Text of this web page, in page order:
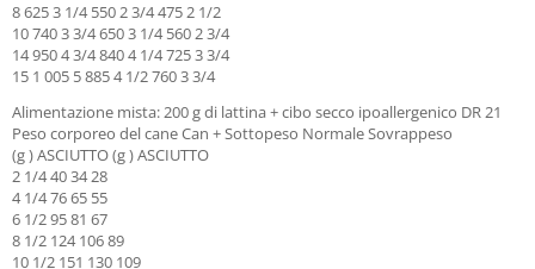
8 625 3 1/4 550 2 3/4 475 2 1/2
10 740 3 3/4 650 3 1/4 560 2 3/4
14 950 4 3/4 840 4 1/4 725 3 3/4
15 1 005 5 885 4 1/2 760 3 3/4
Alimentazione mista: 200 g di lattina + cibo secco ipoallergenico DR 21
Peso corporeo del cane Can + Sottopeso Normale Sovrappeso
(g ) ASCIUTTO (g ) ASCIUTTO
2 1/4 40 34 28
4 1/4 76 65 55
6 1/2 95 81 67
8 1/2 124 106 89
10 1/2 151 130 109